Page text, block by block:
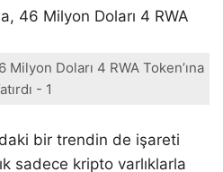
Doları 4 RWA Token’ına
- 1
bir trendin de işareti
sadece kripto varlıklarla